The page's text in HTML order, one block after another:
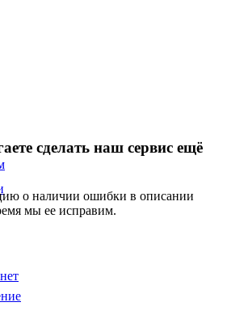
сделать наш сервис ещё
о наличии ошибки в описании
мы ее исправим.